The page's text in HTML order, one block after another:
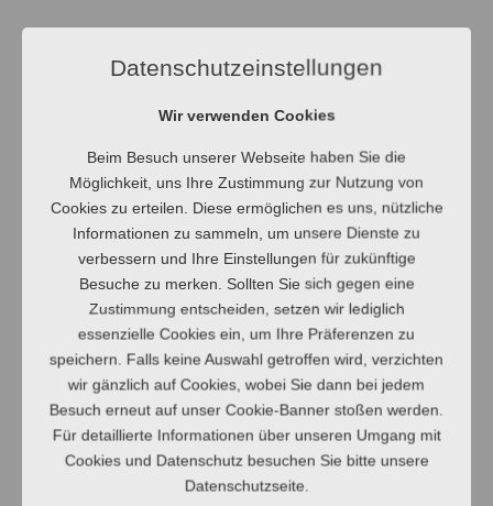
IBAN02 3817 0000 0004 2432
Für den Inhalt verantwortlich
DI Michael Hartner-Stranimaier und DI Dr
Bild
Golt Werbeagentur e.U. – Marco Florian
Adresse: Keplerstraße 38, 8020 Graz
E-Mail: hello@golt.at
www.golt.at
Datenschutzeinstellungen
Wir verwenden Cookies
Beim Besuch unserer Webseite haben Sie die
Möglichkeit, uns Ihre Zustimmung zur Nutzung von
Cookies zu erteilen. Diese ermöglichen es uns, nützliche
Informationen zu sammeln, um unsere Dienste zu
verbessern und Ihre Einstellungen für zukünftige
Besuche zu merken. Sollten Sie sich gegen eine
Zustimmung entscheiden, setzen wir lediglich
essenzielle Cookies ein, um Ihre Präferenzen zu
speichern. Falls keine Auswahl getroffen wird, verzichten
wir gänzlich auf Cookies, wobei Sie dann bei jedem
Besuch erneut auf unser Cookie-Banner stoßen werden.
Für detaillierte Informationen über unseren Umgang mit
Cookies und Datenschutz besuchen Sie bitte unsere
Datenschutzseite.